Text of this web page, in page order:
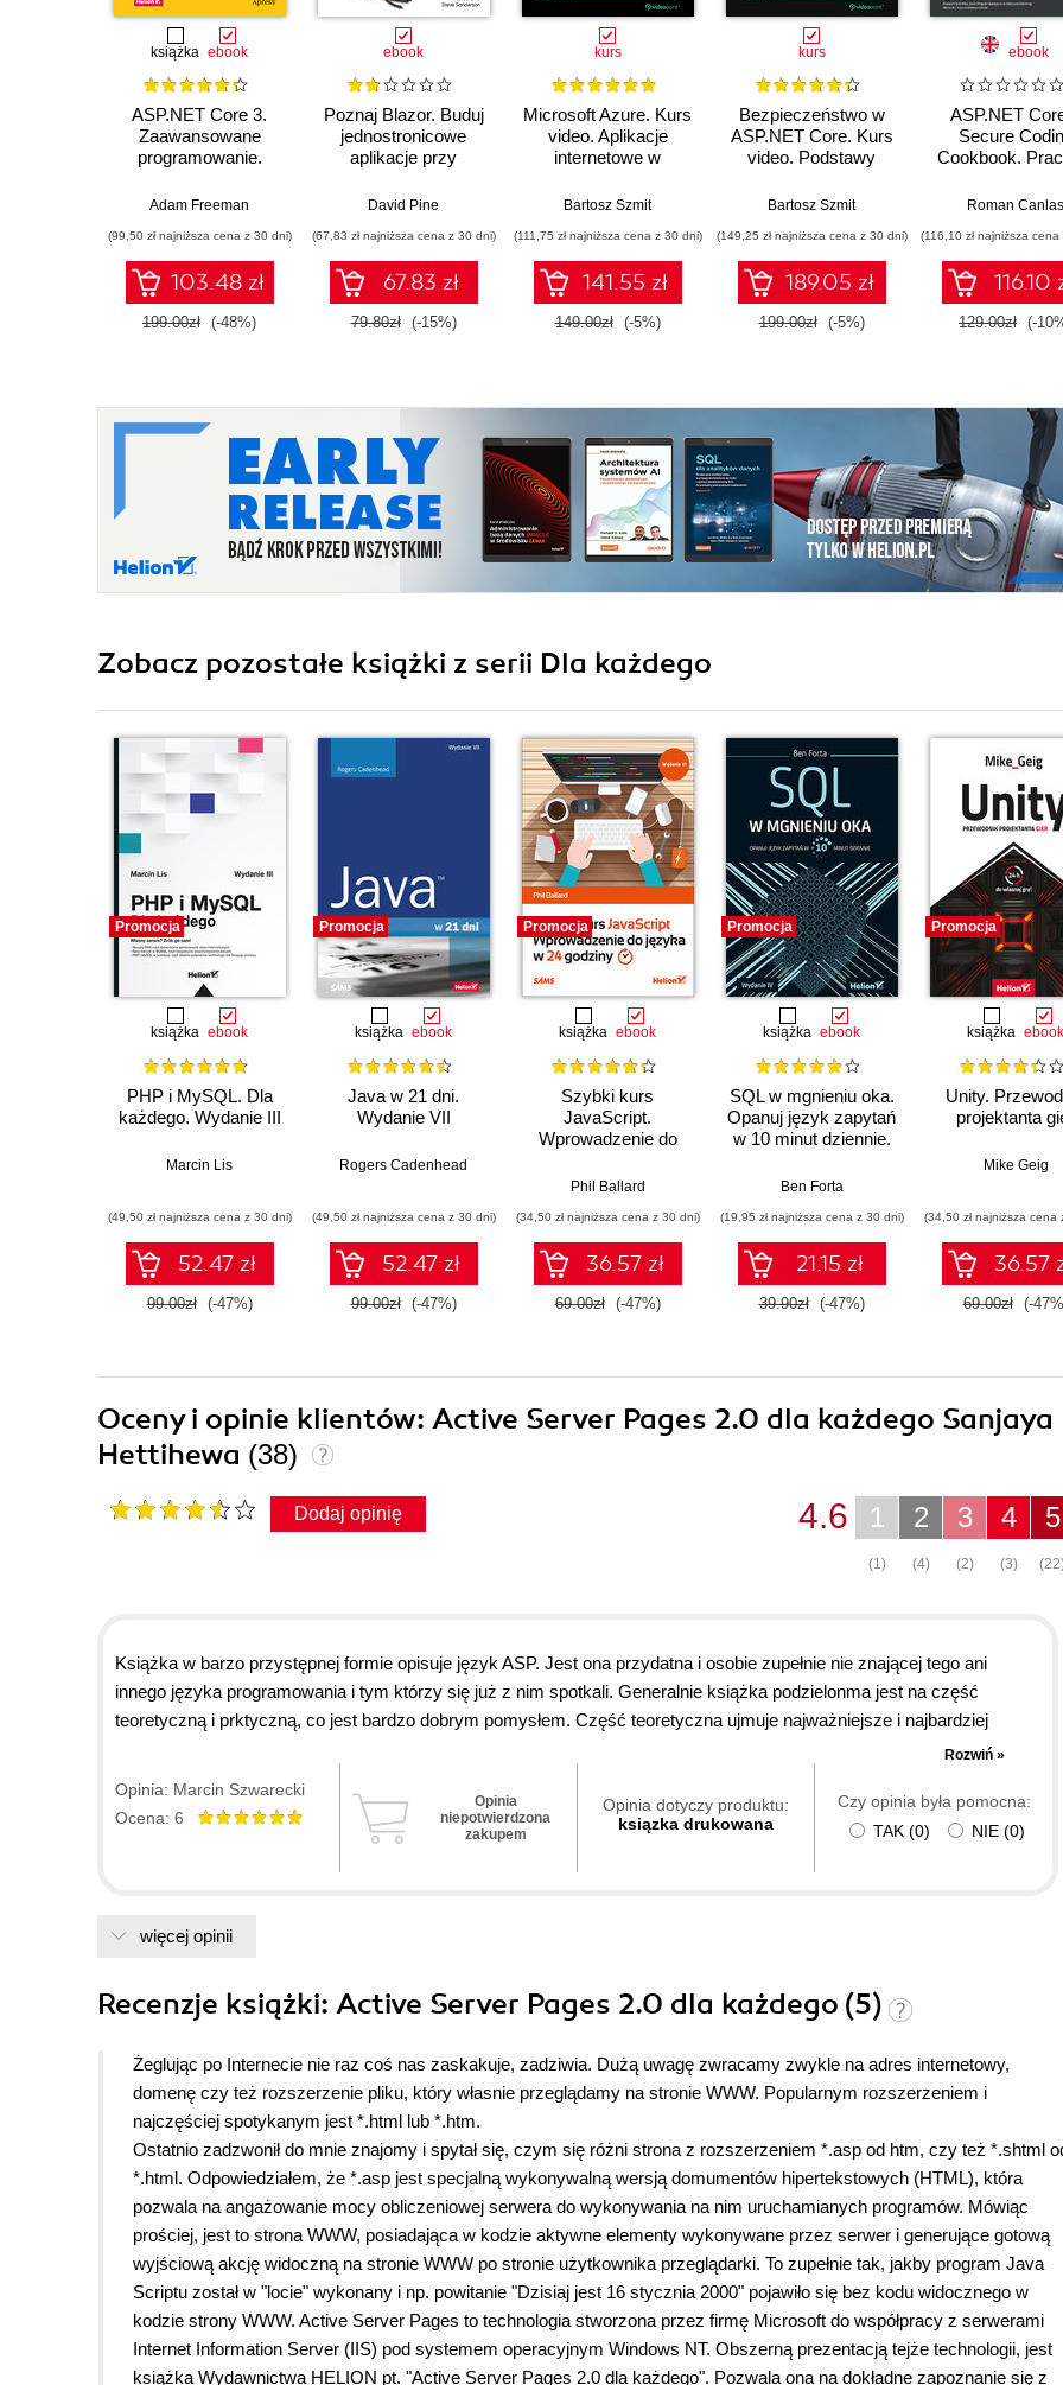
książka ebook
ASP.NET Core 3.
Zaawansowane
programowanie.
Adam Freeman
(99,50 zł najniższa cena z 30 dni)
103.48 zł
199.00zł (-48%)
ebook
Poznaj Blazor. Buduj
jednostronicowe
aplikacje przy
WebAssembly i C#
David Pine
(67,83 zł najniższa cena z 30 dni)
67.83 zł
79.80zł (-15%)
kurs
Microsoft Azure. Kurs
video. Aplikacje
internetowe w
Bartosz Szmit
(111,75 zł najniższa cena z 30 dni)
141.55 zł
149.00zł (-5%)
kurs
Bezpieczeństwo w
ASP.NET Core. Kurs
video. Podstawy
Bartosz Szmit
(149,25 zł najniższa cena z 30 dni)
189.05 zł
199.00zł (-5%)
ebook
ASP.NET
Secure
Cookbook.
vulnerabilities in
applications
Roman Canlas
(116,10 zł najniższa
116.10
129.00zł (-
Zobacz pozostałe książki z serii Dla każdego
Promocja
książka ebook
PHP i MySQL. Dla
każdego. Wydanie III
Marcin Lis
(49,50 zł najniższa cena z 30 dni)
52.47 zł
99.00zł (-47%)
Promocja
książka ebook
Java w 21 dni.
Wydanie VII
Rogers Cadenhead
(49,50 zł najniższa cena z 30 dni)
52.47 zł
99.00zł (-47%)
Promocja
książka ebook
Szybki kurs
JavaScript.
Wprowadzenie do
Wydanie VI
Phil Ballard
(34,50 zł najniższa cena z 30 dni)
36.57 zł
69.00zł (-47%)
Promocja
książka ebook
SQL w mgnieniu oka.
Opanuj język zapytań
w 10 minut dziennie.
Ben Forta
(19,95 zł najniższa cena z 30 dni)
21.15 zł
39.90zł (-47%)
Promocja
książka ebook
Unity.
projektanta
Mike Geig
(34,50 zł najniższa cena
36.57
69.00zł (-
Oceny i opinie klientów: Active Server Pages 2.0 dla każdego Sanjaya
Hettihewa (38)
Dodaj opinię 5
4
(3)
3
(2)
2
(4)
1
(1)
4.6
Książka w barzo przystępnej formie opisuje język ASP. Jest ona przydatna i osobie zupełnie nie znającej tego ani
innego języka programowania i tym którzy się już z nim spotkali. Generalnie książka podzielonma jest na część
teoretyczną i prktyczną, co jest bardzo dobrym pomysłem. Część teoretyczna ujmuje najważniejsze i najbardziej
przydatne reguły jezyka ASP, a duża część praktyczna zawiera najbrdziej przydatne, zawansowane i proste aplikacje
nie stanowi dużego problemu. Z tą książką można stworzyć barzo wiele profesjonalnych witryn, mogących pod
względem technicznym konkurować ze znanymi gigantami. W "Active Server Pages dla każdego" zawarta jest
Rozwiń »
Opinia: Marcin Szwarecki
Ocena: 6
Opinia
niepotwierdzona
zakupem
Opinia dotyczy produktu:
ksiązka drukowana
Czy opinia była pomocna:
TAK (0) NIE (0)
więcej opinii
Recenzje książki: Active Server Pages 2.0 dla każdego (5)
Żeglując po Internecie nie raz coś nas zaskakuje, zadziwia. Dużą uwagę zwracamy zwykle na adres internetowy,
domenę czy też rozszerzenie pliku, który własnie przeglądamy na stronie WWW. Popularnym rozszerzeniem i
najczęściej spotykanym jest *.html lub *.htm.
Ostatnio zadzwonił do mnie znajomy i spytał się, czym się różni strona z rozszerzeniem *.asp od htm, czy też *.shtml
*.html. Odpowiedziałem, że *.asp jest specjalną wykonywalną wersją domumentów hipertekstowych (HTML), która
pozwala na angażowanie mocy obliczeniowej serwera do wykonywania na nim uruchamianych programów. Mówiąc
prościej, jest to strona WWW, posiadająca w kodzie aktywne elementy wykonywane przez serwer i generujące gotową
wyjściową akcję widoczną na stronie WWW po stronie użytkownika przeglądarki. To zupełnie tak, jakby program Java
Scriptu został w "locie" wykonany i np. powitanie "Dzisiaj jest 16 stycznia 2000" pojawiło się bez kodu widocznego w
kodzie strony WWW. Active Server Pages to technologia stworzona przez firmę Microsoft do współpracy z serwerami
Internet Information Server (IIS) pod systemem operacyjnym Windows NT. Obszerną prezentacją tejże technologii, jest
książka Wydawnictwa HELION pt. "Active Server Pages 2.0 dla każdego". Pozwala ona na dokładne zapoznanie się z